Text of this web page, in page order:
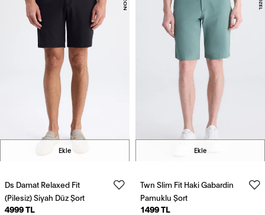
Ekle
Ds Damat Relaxed Fit
(Pilesiz) Siyah Düz Şort
4999 TL
Ekle
Twn Slim Fit Haki Gabardin
Pamuklu Şort
1499 TL